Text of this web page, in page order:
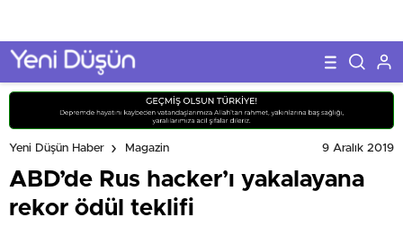
Yeni Düşün Haber Magazin 9 Aralık 2019
ABD’de Rus hacker’ı yakalayana
rekor ödül teklifi